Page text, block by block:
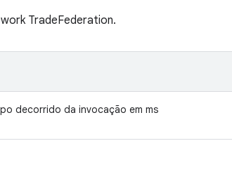
TradeFederation.
decorrido da invocação em ms